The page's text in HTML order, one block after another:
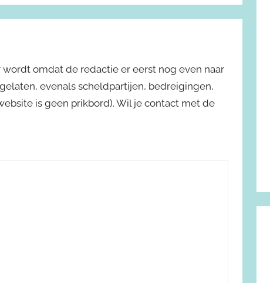
omdat de redactie er eerst nog even naar
evenals scheldpartijen, bedreigingen,
is geen prikbord). Wil je contact met de